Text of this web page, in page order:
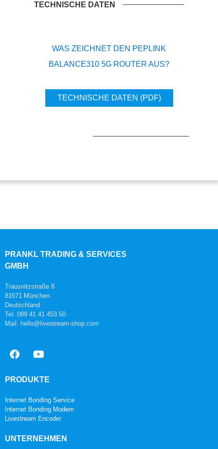
TECHNISCHE DATEN
WAS ZEICHNET DEN PEPLINK
BALANCE310 5G ROUTER AUS?
TECHNISCHE DATEN (PDF)
PRANKL TRADING & SERVICES
GMBH
Trausnitzstraße 8
81671 München
Deutschland
Tel: 089 41 41 453 50
Mail: hello@livestream-shop.com
PRODUKTE
Internet Bonding Service
Internet Bonding Modem
Livestream Encoder
UNTERNEHMEN